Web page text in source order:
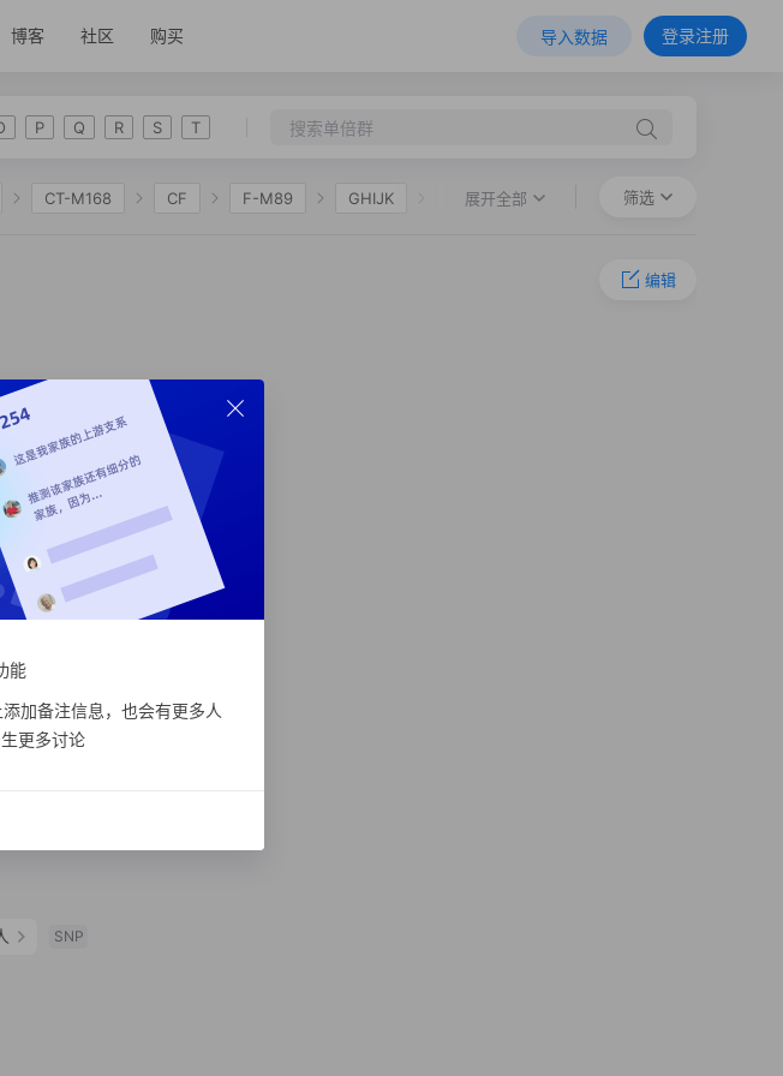
博客 社区 购买 导入数据 登录注册
P Q R S T
CT-M168 CF F-M89 GHIJK HIJK
展开全部 筛选
SNP
SNP
SNP
SNP
编辑
能
加备注信息，也会有更多人
更多讨论